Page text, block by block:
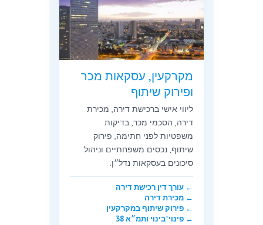
מקרקעין, עסקאות מכר
ופירוק שיתוף
ליווי אישי ברכישת דירה, מכירת
דירה, הסכמי מכר, בדיקות
משפטיות לפני חתימה, פירוק
שיתוף, נכסים משפחתיים וניהול
סיכונים בעסקאות נדל״ן.
← עורך דין רכישת דירה
← מכירת דירה
← פירוק שיתוף במקרקעין
← פינוי־בינוי ותמ״א 38